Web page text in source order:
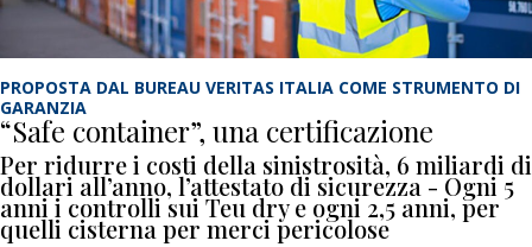
PROPOSTA DAL BUREAU VERITAS ITALIA COME STRUMENTO DI
GARANZIA
“Safe container”, una certificazione
Per ridurre i costi della sinistrosità, 6 miliardi di
dollari all’anno, l’attestato di sicurezza - Ogni 5
anni i controlli sui Teu dry e ogni 2,5 anni, per
quelli cisterna per merci pericolose